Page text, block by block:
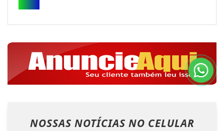
NOSSAS NOTÍCIAS NO CELULAR